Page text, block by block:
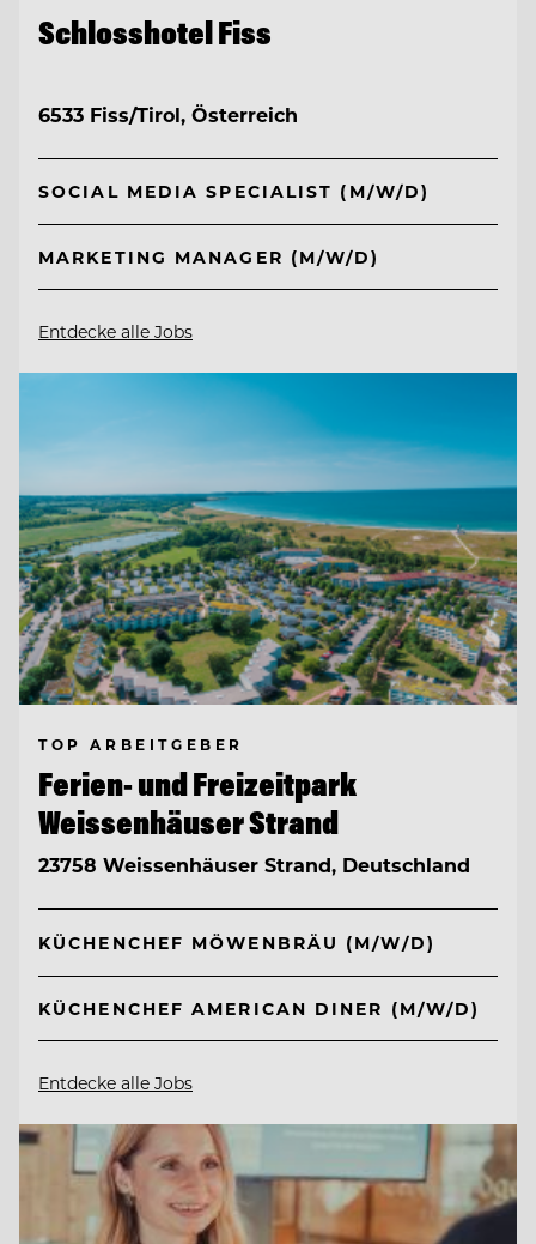
Schlosshotel Fiss
6533 Fiss/Tirol, Österreich
SOCIAL MEDIA SPECIALIST (M/W/D)
MARKETING MANAGER (M/W/D)
Entdecke alle Jobs
TOP ARBEITGEBER
Ferien- und Freizeitpark
Weissenhäuser Strand
23758 Weissenhäuser Strand, Deutschland
KÜCHENCHEF MÖWENBRÄU (M/W/D)
KÜCHENCHEF AMERICAN DINER (M/W/D)
Entdecke alle Jobs